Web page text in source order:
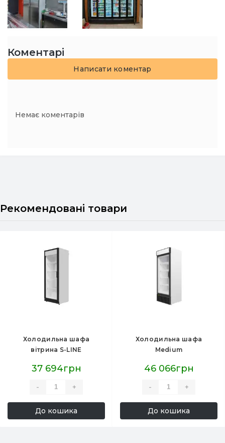
Коментарі
Написати коментар
Немає коментарів
Рекомендовані товари
Холодильна шафа
вітрина S-LINE
37 694грн
- +
До кошика
Холодильна шафа
Medium
46 066грн
- +
До кошика